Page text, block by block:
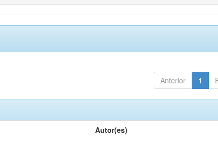
Anterior 1
Autor(es)